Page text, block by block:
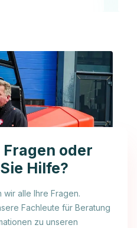
Fragen oder
Hilfe?
alle Ihre Fragen.
Fachleute für Beratung
zu unseren